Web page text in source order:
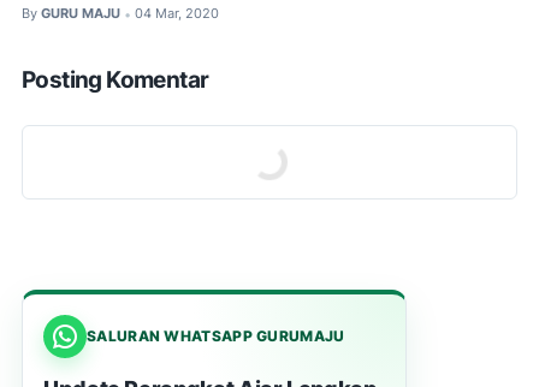
By GURU MAJU • 04 Mar, 2020
Posting Komentar
SALURAN WHATSAPP GURUMAJU